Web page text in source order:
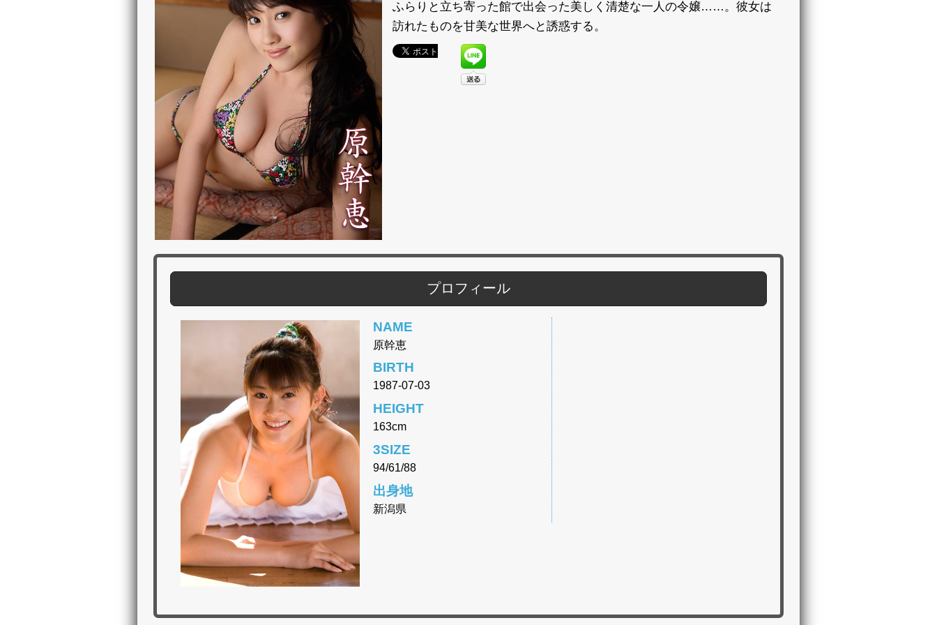
ふらりと立ち寄った館で出会った美しく清楚な一人の令嬢……。彼女は
訪れたものを甘美な世界へと誘惑する。
プロフィール
NAME
原幹恵
BIRTH
1987-07-03
HEIGHT
163cm
3SIZE
94/61/88
出身地
新潟県